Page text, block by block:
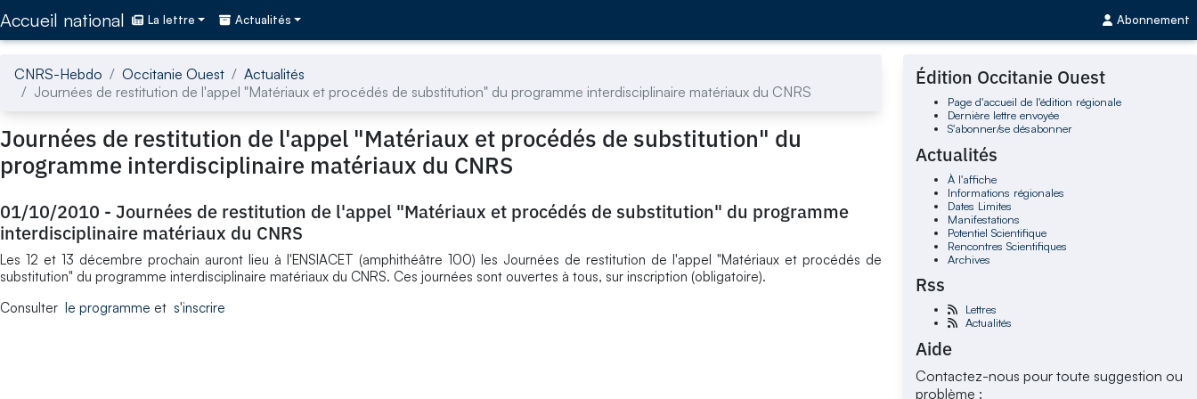
Accueil national La lettre Actualités Abonnement
CNRS-Hebdo Occitanie Ouest
Actualités
Journées de restitution de l'appel "Matériaux et procédés de substitution" du programme interdisciplinaire matériaux du CNRS
Journées de restitution de l'appel "Matériaux et procédés de substitution" du
programme interdisciplinaire matériaux du CNRS
01/10/2010 - Journées de restitution de l'appel "Matériaux et procédés de substitution" du programme
interdisciplinaire matériaux du CNRS
Les 12 et 13 décembre prochain auront lieu à l'ENSIACET (amphithéâtre 100) les Journées de restitution de l'appel "Matériaux et procédés de
substitution" du programme interdisciplinaire matériaux du CNRS. Ces journées sont ouvertes à tous, sur inscription (obligatoire).
Consulter le programme et s'inscrire
Édition Occitanie Ouest
Page d'accueil de l'édition régionale
Dernière lettre envoyée
S'abonner/se désabonner
Actualités
À l'affiche
Informations régionales
Dates Limites
Manifestations
Potentiel Scientifique
Rencontres Scientifiques
Archives
Rss
Lettres
Actualités
Aide
Contactez-nous pour toute suggestion ou
problème :